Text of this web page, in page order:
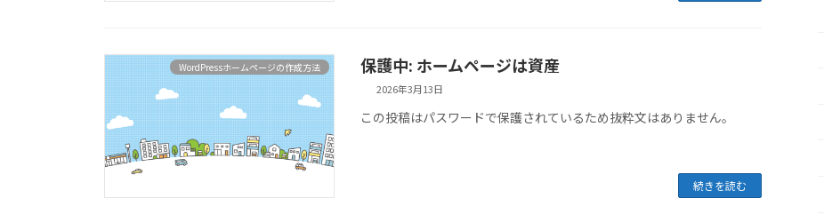
WordPressホームページの作成方法 保護中: ホームページは資産
2026年3月13日
この投稿はパスワードで保護されているため抜粋文はありません。
続きを読む